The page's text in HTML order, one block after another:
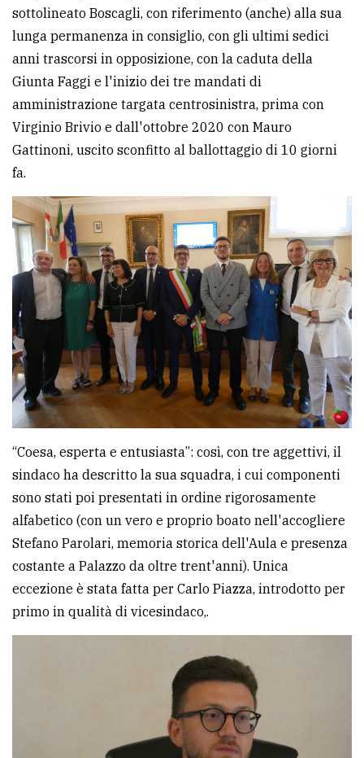
sottolineato Boscagli, con riferimento (anche) alla sua
lunga permanenza in consiglio, con gli ultimi sedici
anni trascorsi in opposizione, con la caduta della
Giunta Faggi e l'inizio dei tre mandati di
amministrazione targata centrosinistra, prima con
Virginio Brivio e dall'ottobre 2020 con Mauro
Gattinoni, uscito sconfitto al ballottaggio di 10 giorni
fa.
“Coesa, esperta e entusiasta”: così, con tre aggettivi, il
sindaco ha descritto la sua squadra, i cui componenti
sono stati poi presentati in ordine rigorosamente
alfabetico (con un vero e proprio boato nell'accogliere
Stefano Parolari, memoria storica dell'Aula e presenza
costante a Palazzo da oltre trent'anni). Unica
eccezione è stata fatta per Carlo Piazza, introdotto per
primo in qualità di vicesindaco,.